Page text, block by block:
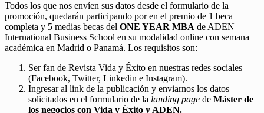
Todos los que nos envíen sus datos desde el formulario de la
promoción, quedarán participando por en el premio de 1 beca
completa y 5 medias becas del ONE YEAR MBA de ADEN
International Business School en su modalidad online con semana
académica en Madrid o Panamá. Los requisitos son:
Ser fan de Revista Vida y Éxito en nuestras redes sociales
(Facebook, Twitter, Linkedin e Instagram).
Ingresar al link de la publicación y enviarnos los datos
solicitados en el formulario de la landing page de Máster de
los negocios con Vida y Éxito y ADEN.